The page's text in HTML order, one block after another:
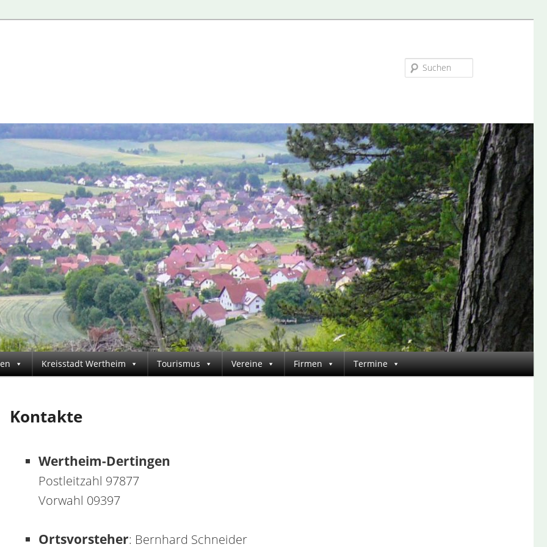
Kreisstadt Wertheim Tourismus Vereine Firmen Termine
Kontakte
Wertheim-Dertingen
Postleitzahl 97877
Vorwahl 09397
Ortsvorsteher: Bernhard Schneider